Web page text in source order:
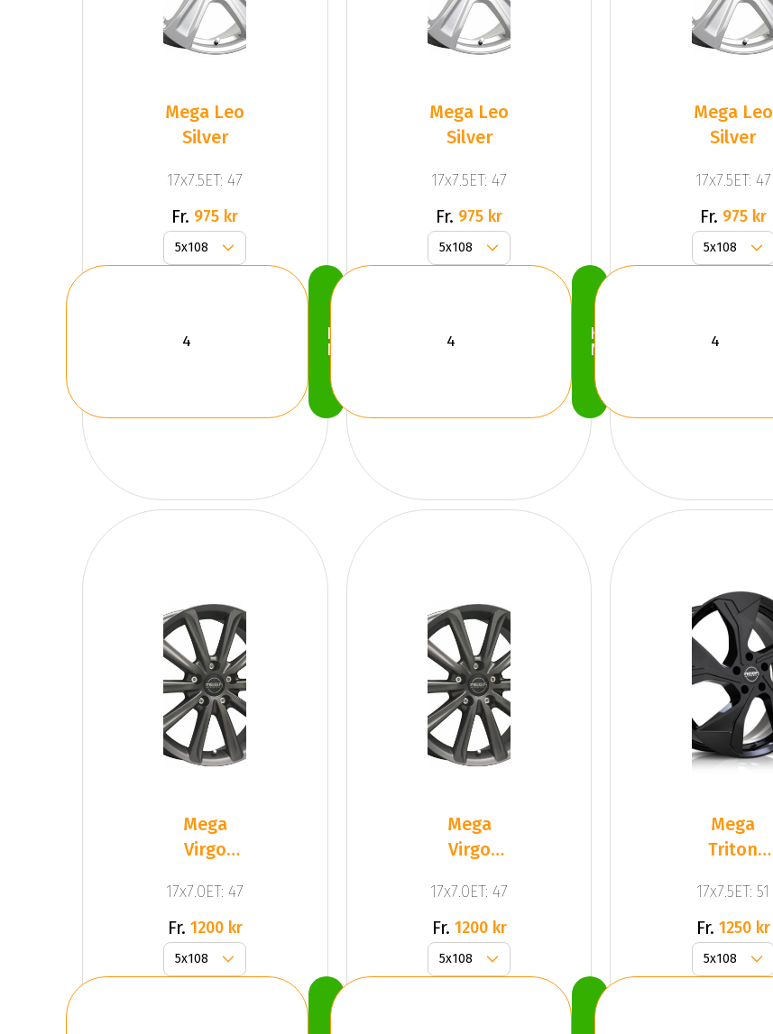
Mega Leo
Silver
17x7.5ET: 47
Fr. 975 kr
Köp
Nu
Mega Leo
Silver
17x7.5ET: 47
Fr. 975 kr
Köp
Nu
Mega Leo
Silver
17x7.5ET: 47
Fr. 975 kr
Mega
Virgo
Anthracite
Grey
17x7.0ET: 47
Fr. 1200 kr
Mega
Virgo
Anthracite
Grey
17x7.0ET: 47
Fr. 1200 kr
Mega
Triton
17x7.5ET: 51
Fr. 1250 kr